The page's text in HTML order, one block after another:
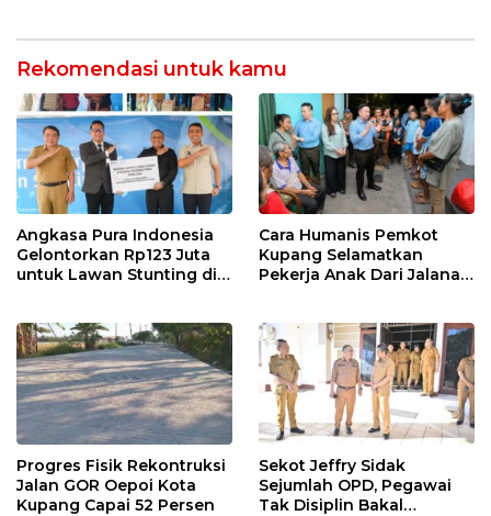
Rekomendasi untuk kamu
Angkasa Pura Indonesia
Gelontorkan Rp123 Juta
untuk Lawan Stunting di
Cara Humanis Pemkot
Kupang Selamatkan
Pekerja Anak Dari Jalanan
Progres Fisik Rekontruksi
Jalan GOR Oepoi Kota
Kupang Capai 52 Persen
Sekot Jeffry Sidak
Sejumlah OPD, Pegawai
Tak Disiplin Bakal